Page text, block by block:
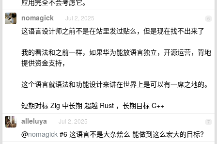
应用完全不会考虑它。
6
nomagick Jul 2, 2025
这语言设计师之前不是在站里发过贴么，但是现在找不出来了
我的看法和之前一样，如果华为能放语言独立，开源运营，背地
提供资金支持，
这个语言就语法和功能设计来讲在世界上是可以有一席之地的。
短期对标 Zig 中长期 超越 Rust ，长期目标 C++
7
alleluya Jul 2, 2025
@nomagick #6 这语言不是大杂烩么 能做到这么宏大的目标?